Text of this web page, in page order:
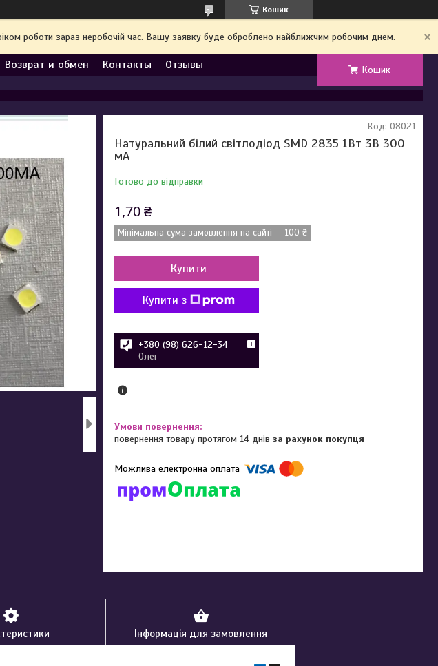
Кошик
роботи зараз неробочій час. Вашу заявку буде оброблено найближчим робочим днем.
Возврат и обмен Контакты Отзывы Кошик
Натуральний білий світлодіод SMD 2835 1Вт 3В 300
мА
Готово до відправки
Код: 08021
1,70 ₴
Мінімальна сума замовлення на сайті — 100 ₴
Купити
Купити з
+380 (98) 626-12-34
Олег
повернення товару протягом 14 днівза рахунок покупця
Інформація для замовлення